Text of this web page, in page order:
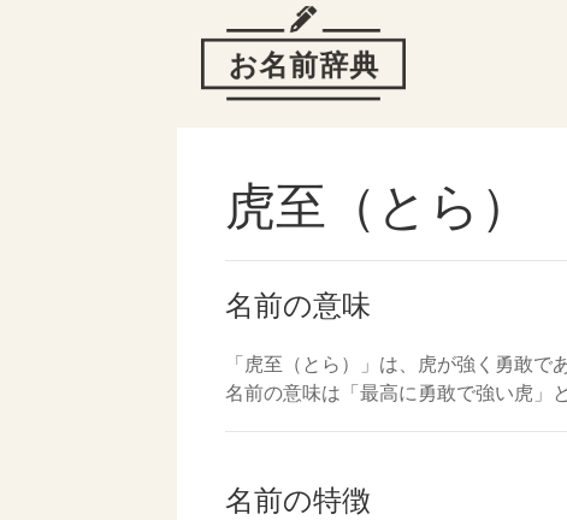
虎至（とら）
名前の意味
「虎至（とら）」は、虎が強く勇敢
名前の意味は「最高に勇敢で強い虎」
名前の特徴